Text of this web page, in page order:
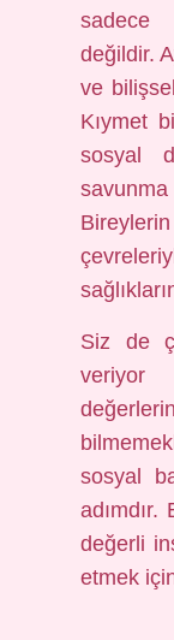
sadece
değildir.
ve
Kıymet
sosyal
Siz de
veriyor
sosyal
adımdır.
değerli
etmek